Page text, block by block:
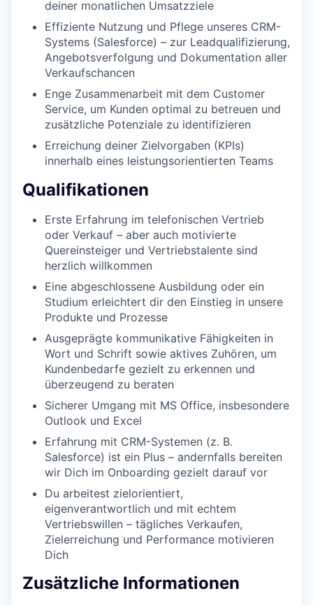
deiner monatlichen Umsatzziele
Effiziente Nutzung und Pflege unseres CRM-
Systems (Salesforce) – zur Leadqualifizierung,
Angebotsverfolgung und Dokumentation aller
Verkaufschancen
Enge Zusammenarbeit mit dem Customer
Service, um Kunden optimal zu betreuen und
zusätzliche Potenziale zu identifizieren
Erreichung deiner Zielvorgaben (KPIs)
innerhalb eines leistungsorientierten Teams
Qualifikationen
Erste Erfahrung im telefonischen Vertrieb
oder Verkauf – aber auch motivierte
Quereinsteiger und Vertriebstalente sind
herzlich willkommen
Eine abgeschlossene Ausbildung oder ein
Studium erleichtert dir den Einstieg in unsere
Produkte und Prozesse
Ausgeprägte kommunikative Fähigkeiten in
Wort und Schrift sowie aktives Zuhören, um
Kundenbedarfe gezielt zu erkennen und
überzeugend zu beraten
Sicherer Umgang mit MS Office, insbesondere
Outlook und Excel
Erfahrung mit CRM-Systemen (z. B.
Salesforce) ist ein Plus – andernfalls bereiten
wir Dich im Onboarding gezielt darauf vor
Du arbeitest zielorientiert,
eigenverantwortlich und mit echtem
Vertriebswillen – tägliches Verkaufen,
Zielerreichung und Performance motivieren
Dich
Zusätzliche Informationen